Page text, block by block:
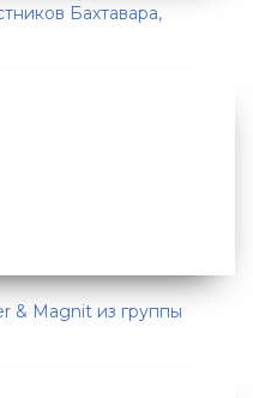
Бахтавара,
& Magnit из группы